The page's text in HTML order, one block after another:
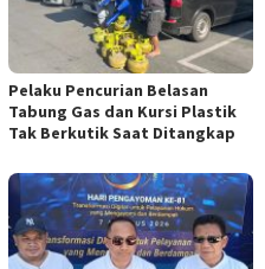
Pelaku Pencurian Belasan
Tabung Gas dan Kursi Plastik
Tak Berkutik Saat Ditangkap